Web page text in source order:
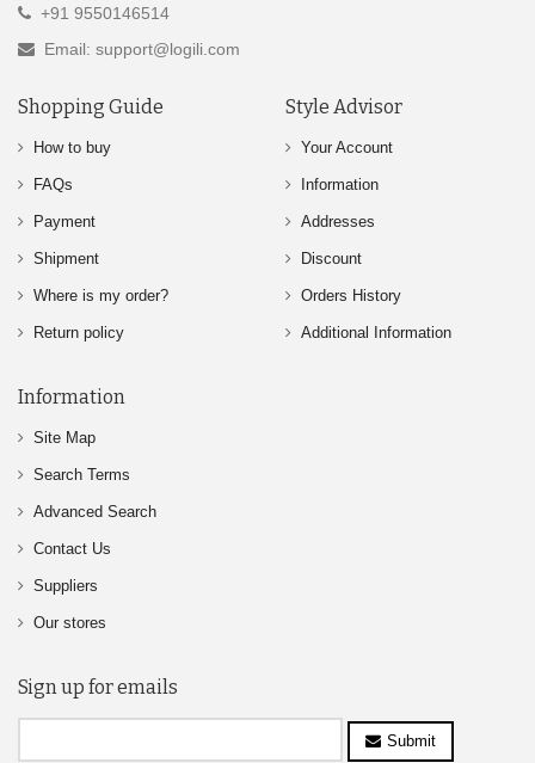
+91 9550146514
Email: support@logili.com
Shopping Guide
How to buy
FAQs
Payment
Shipment
Where is my order?
Return policy
Style Advisor
Your Account
Information
Addresses
Discount
Orders History
Additional Information
Information
Site Map
Search Terms
Advanced Search
Contact Us
Suppliers
Our stores
Sign up for emails
Submit